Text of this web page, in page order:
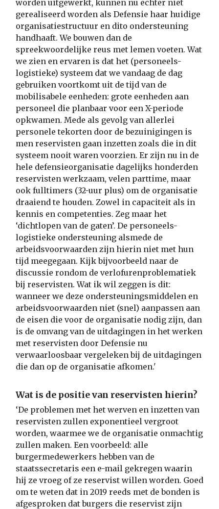
worden uitgewerkt, kunnen nu echter niet
gerealiseerd worden als Defensie haar huidige
organisatiestructuur en dito ondersteuning
handhaaft. We bouwen dan de
spreekwoordelijke reus met lemen voeten. Wat
we zien en ervaren is dat het (personeels-
logistieke) systeem dat we vandaag de dag
gebruiken voortkomt uit de tijd van de
mobilisabele eenheden: grote eenheden aan
personeel die planbaar voor een X-periode
opkwamen. Mede als gevolg van allerlei
personele tekorten door de bezuinigingen is
men reservisten gaan inzetten zoals die in dit
systeem nooit waren voorzien. Er zijn nu in de
hele defensieorganisatie dagelijks honderden
reservisten werkzaam, velen parttime, maar
ook fulltimers (32-uur plus) om de organisatie
draaiend te houden. Zowel in capaciteit als in
kennis en competenties. Zeg maar het
‘dichtlopen van de gaten’. De personeels-
logistieke ondersteuning alsmede de
arbeidsvoorwaarden zijn hierin niet met hun
tijd meegegaan. Kijk bijvoorbeeld naar de
discussie rondom de verlofurenproblematiek
bij reservisten. Wat ik wil zeggen is dit:
wanneer we deze ondersteuningsmiddelen en
arbeidsvoorwaarden niet (snel) aanpassen aan
de eisen die voor de organisatie nodig zijn, dan
is de omvang van de uitdagingen in het werken
met reservisten door Defensie nu
verwaarloosbaar vergeleken bij de uitdagingen
die dan op de organisatie afkomen.'
Wat is de positie van reservisten hierin?
‘De problemen met het werven en inzetten van
reservisten zullen exponentieel vergroot
worden, waarmee we de organisatie onmachtig
zullen maken. Een voorbeeld: alle
burgermedewerkers hebben van de
staatssecretaris een e-mail gekregen waarin
hij ze vroeg of ze reservist willen worden. Goed
om te weten dat in 2019 reeds met de bonden is
afgesproken dat burgers die reservist zijn